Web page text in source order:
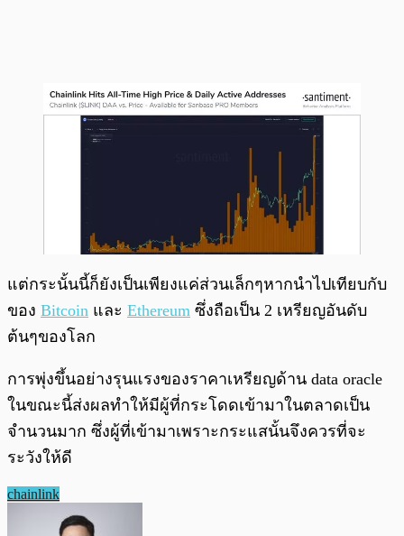
แต่กระนั้นนี้ก็ยังเป็นเพียงแค่ส่วนเล็กๆหากนำไปเทียบกับ
ของ Bitcoin และ Ethereum ซึ่งถือเป็น 2 เหรียญอันดับ
ต้นๆของโลก
การพุ่งขึ้นอย่างรุนแรงของราคาเหรียญด้าน data oracle
ในขณะนี้ส่งผลทำให้มีผู้ที่กระโดดเข้ามาในตลาดเป็น
จำนวนมาก ซึ่งผู้ที่เข้ามาเพราะกระแสนั้นจึงควรที่จะ
ระวังให้ดี
chainlink